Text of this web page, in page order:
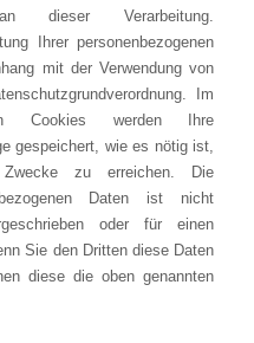
an dieser Verarbeitung.
Ihrer personenbezogenen
mit der Verwendung von
Im
Cookies werden Ihre
gespeichert, wie es nötig ist,
zu erreichen. Die
Daten ist nicht
oder für einen
Sie den Dritten diese Daten
diese die oben genannten